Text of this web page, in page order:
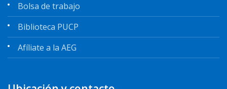
Bolsa de trabajo
Biblioteca PUCP
Afíliate a la AEG